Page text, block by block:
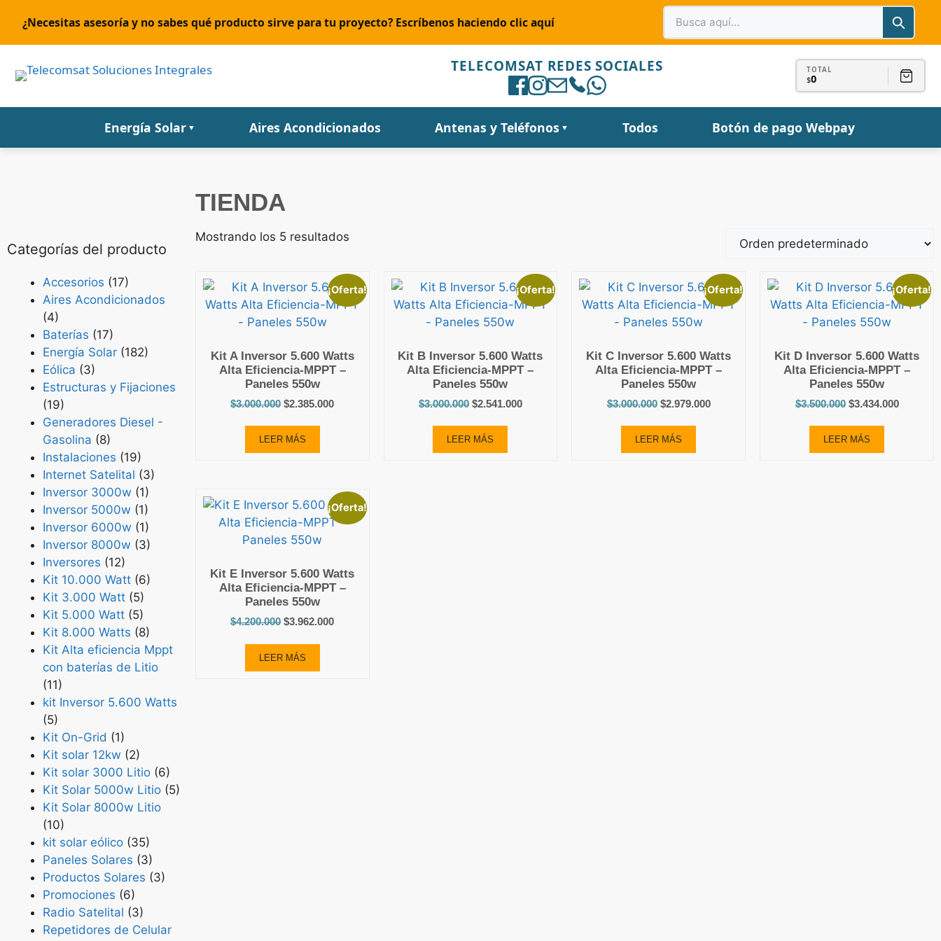
¿Necesitas asesoría y no sabes qué producto sirve para tu proyecto? Escríbenos haciendo clic aquí
TELECOMSAT REDES SOCIALES TOTAL
$0
Energía Solar ▼ Aires Acondicionados Antenas y Teléfonos ▼ Todos Botón de pago Webpay
Categorías del producto
Accesorios (17)
Aires Acondicionados
(4)
Baterías (17)
Energía Solar (182)
Eólica (3)
Estructuras y Fijaciones
(19)
Generadores Diesel -
Gasolina (8)
Instalaciones (19)
Internet Satelital (3)
Inversor 3000w (1)
Inversor 5000w (1)
Inversor 6000w (1)
Inversor 8000w (3)
Inversores (12)
Kit 10.000 Watt (6)
Kit 3.000 Watt (5)
Kit 5.000 Watt (5)
Kit 8.000 Watts (8)
Kit Alta eficiencia Mppt
con baterías de Litio
(11)
kit Inversor 5.600 Watts
(5)
Kit On-Grid (1)
Kit solar 12kw (2)
Kit solar 3000 Litio (6)
Kit Solar 5000w Litio (5)
Kit Solar 8000w Litio
(10)
kit solar eólico (35)
Paneles Solares (3)
Productos Solares (3)
Promociones (6)
Radio Satelital (3)
Repetidores de Celular
TIENDA
Mostrando los 5 resultados
¡Oferta!
Kit A Inversor 5.600 Watts
Alta Eficiencia-MPPT –
Paneles 550w
$3.000.000 $2.385.000
LEER MÁS
¡Oferta!
Kit B Inversor 5.600 Watts
Alta Eficiencia-MPPT –
Paneles 550w
$3.000.000 $2.541.000
LEER MÁS
¡Oferta!
Kit C Inversor 5.600 Watts
Alta Eficiencia-MPPT –
Paneles 550w
$3.000.000 $2.979.000
LEER MÁS
¡Oferta!
Kit D Inversor 5.600 Watts
Alta Eficiencia-MPPT –
Paneles 550w
$3.500.000 $3.434.000
LEER MÁS
¡Oferta!
Kit E Inversor 5.600 Watts
Alta Eficiencia-MPPT –
Paneles 550w
$4.200.000 $3.962.000
LEER MÁS